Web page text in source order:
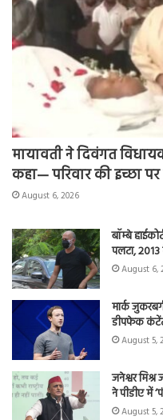
मायावती ने दिवंगत
कहा— परिवार की इच्छा
August 6, 2026
बॉम्बे
पलटा, 2013
August 6,
मार्क
डीपफेक
August 5,
जनेश्वर
ने पीडीए में
August 5,